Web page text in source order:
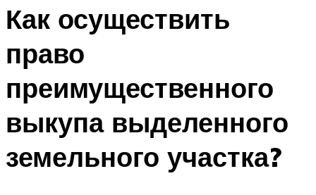
Как осуществить
право
преимущественного
выкупа выделенного
земельного участка?